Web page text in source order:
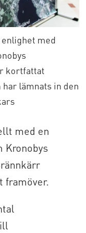
med
kortfattat
lämnats in den
med en
Kronobys
framöver.